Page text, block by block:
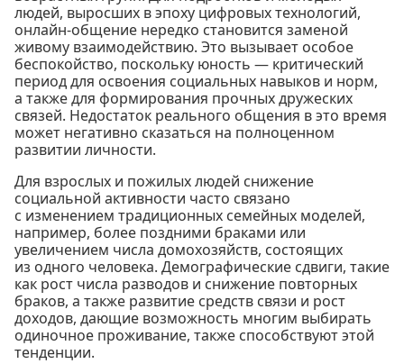
людей, выросших в эпоху цифровых технологий,
онлайн-общение нередко становится заменой
живому взаимодействию. Это вызывает особое
беспокойство, поскольку юность — критический
период для освоения социальных навыков и норм,
а также для формирования прочных дружеских
связей. Недостаток реального общения в это время
может негативно сказаться на полноценном
развитии личности.
Для взрослых и пожилых людей снижение
социальной активности часто связано
с изменением традиционных семейных моделей,
например, более поздними браками или
увеличением числа домохозяйств, состоящих
из одного человека. Демографические сдвиги, такие
как рост числа разводов и снижение повторных
браков, а также развитие средств связи и рост
доходов, дающие возможность многим выбирать
одиночное проживание, также способствуют этой
тенденции.